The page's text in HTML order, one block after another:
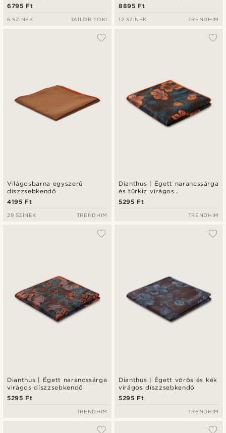
6795 Ft
6 SZÍNEK TAILOR TOKI
8895 Ft
12 SZÍNEK TRENDHIM
Világosbarna egyszerű
díszzsebkendő
4195 Ft
29 SZÍNEK TRENDHIM
Dianthus | Égett narancssárga
és türkiz virágos
díszzsebkendő
5295 Ft
TRENDHIM
Dianthus | Égett narancssárga
virágos díszzsebkendő
5295 Ft
TRENDHIM
Dianthus | Égett vörös és kék
virágos díszzsebkendő
5295 Ft
TRENDHIM